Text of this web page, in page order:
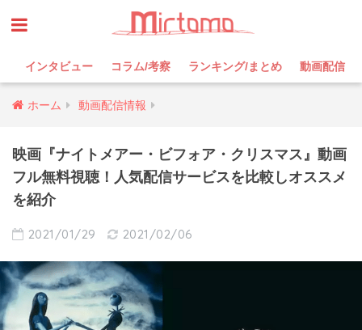
インタビュー コラム/考察 ランキング/まとめ 動画配信
ホーム 動画配信情報
映画『ナイトメアー・ビフォア・クリスマス』動画
フル無料視聴！人気配信サービスを比較しオススメ
を紹介
2021/01/29 2021/02/06